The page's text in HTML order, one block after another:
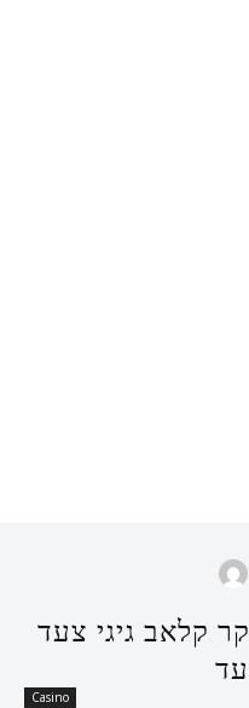
קלאב גיגי צעד
Casino